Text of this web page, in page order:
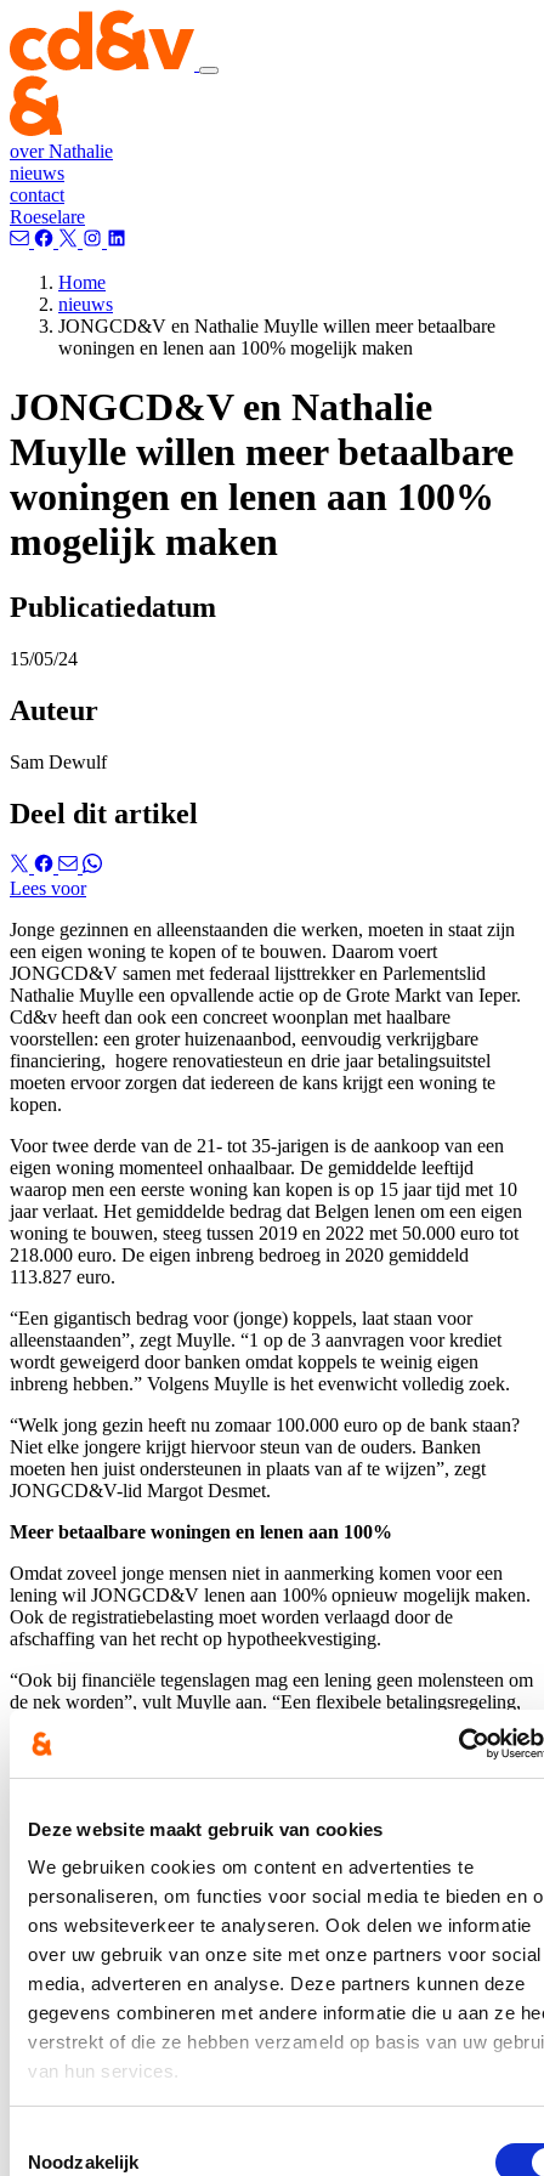
Deze website maakt gebruik van cookies
We gebruiken cookies om content en advertenties te
personaliseren, om functies voor social media te bieden en
ons websiteverkeer te analyseren. Ook delen we informatie
over uw gebruik van onze site met onze partners voor social
media, adverteren en analyse. Deze partners kunnen deze
gegevens combineren met andere informatie die u aan ze
verstrekt of die ze hebben verzameld op basis van uw
van hun services.
Noodzakelijk
over Nathalie
nieuws
contact
Roeselare
Home
nieuws
JONGCD&V en Nathalie Muylle willen meer betaalbare
woningen en lenen aan 100% mogelijk maken
JONGCD&V en Nathalie
Muylle willen meer betaalbare
woningen en lenen aan 100%
mogelijk maken
Publicatiedatum
15/05/24
Auteur
Sam Dewulf
Deel dit artikel
Lees voor
Jonge gezinnen en alleenstaanden die werken, moeten in staat zijn
een eigen woning te kopen of te bouwen. Daarom voert
JONGCD&V samen met federaal lijsttrekker en Parlementslid
Nathalie Muylle een opvallende actie op de Grote Markt van Ieper.
Cd&v heeft dan ook een concreet woonplan met haalbare
voorstellen: een groter huizenaanbod, eenvoudig verkrijgbare
financiering, hogere renovatiesteun en drie jaar betalingsuitstel
moeten ervoor zorgen dat iedereen de kans krijgt een woning te
kopen.
Voor twee derde van de 21- tot 35-jarigen is de aankoop van een
eigen woning momenteel onhaalbaar. De gemiddelde leeftijd
waarop men een eerste woning kan kopen is op 15 jaar tijd met 10
jaar verlaat. Het gemiddelde bedrag dat Belgen lenen om een eigen
woning te bouwen, steeg tussen 2019 en 2022 met 50.000 euro tot
218.000 euro. De eigen inbreng bedroeg in 2020 gemiddeld
113.827 euro.
“Een gigantisch bedrag voor (jonge) koppels, laat staan voor
alleenstaanden”, zegt Muylle. “1 op de 3 aanvragen voor krediet
wordt geweigerd door banken omdat koppels te weinig eigen
inbreng hebben.” Volgens Muylle is het evenwicht volledig zoek.
“Welk jong gezin heeft nu zomaar 100.000 euro op de bank staan?
Niet elke jongere krijgt hiervoor steun van de ouders. Banken
moeten hen juist ondersteunen in plaats van af te wijzen”, zegt
JONGCD&V-lid Margot Desmet.
Meer betaalbare woningen en lenen aan 100%
Omdat zoveel jonge mensen niet in aanmerking komen voor een
lening wil JONGCD&V lenen aan 100% opnieuw mogelijk maken.
Ook de registratiebelasting moet worden verlaagd door de
afschaffing van het recht op hypotheekvestiging.
“Ook bij financiële tegenslagen mag een lening geen molensteen om
de nek worden”, vult Muylle aan. “Een flexibele betalingsregeling,
krediettermijn verlengen zonder bijkomende kosten, moet in dat
aantrekkelijker gemaakt worden.
Hogere renovatiesteun en 3 jaar betalingsuitstel
Om de prijs van woningen onder controle te houden moet ook het
aanbod vergroten. Tegen 2035 zijn ongeveer 500.000 extra
woningen nodig om aan de noden te voldoen. Meer dan de helft van
de woningen is bovendien ouder dan 50 jaar en dus toe aan
renovatie. Renovatiesteun is hierbij onmisbaar. JONGCD&V wil
daarom de “Mijn Verbouwlening” verhogen tot 80.000 euro, en een
betalingsuitstel van drie jaar invoeren voor de aflossing van
renteloze energetische leningen. Mensen met lagere inkomens
kunnen lenen. “Zo wordt renovatie werkelijk haalbaar en betaalbaar
verzekering gewaarborgd wonen door ze inkomensgerelateerd te